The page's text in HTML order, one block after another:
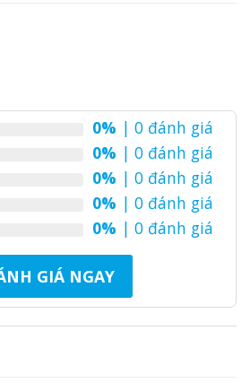
0% | 0 đánh giá
0% | 0 đánh giá
0% | 0 đánh giá
0% | 0 đánh giá
0% | 0 đánh giá
GIÁ NGAY